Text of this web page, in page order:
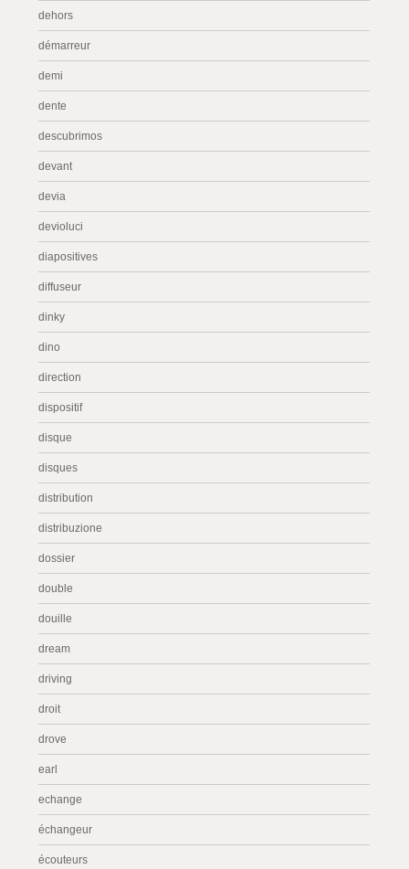
dehors
démarreur
demi
dente
descubrimos
devant
devia
devioluci
diapositives
diffuseur
dinky
dino
direction
dispositif
disque
disques
distribution
distribuzione
dossier
double
douille
dream
driving
droit
drove
earl
echange
échangeur
écouteurs